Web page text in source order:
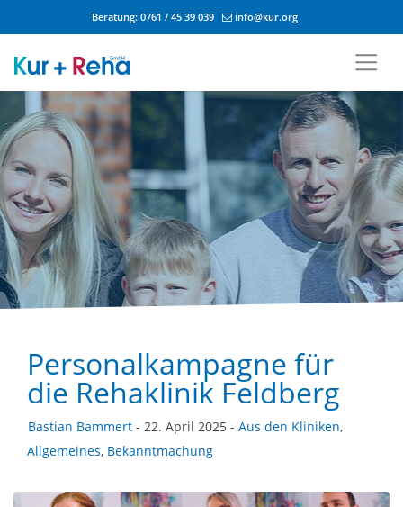
Beratung: 0761 / 45 39 039 info@kur.org
Personalkampagne für
die Rehaklinik Feldberg
Bastian Bammert - 22. April 2025 - Aus den Kliniken,
Allgemeines, Bekanntmachung